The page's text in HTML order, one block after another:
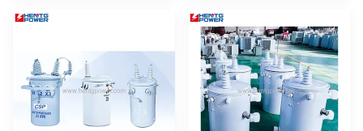
Öl-Tipp-Transformator
IP65-Klasse
eingetaucht 167 KVA IP23